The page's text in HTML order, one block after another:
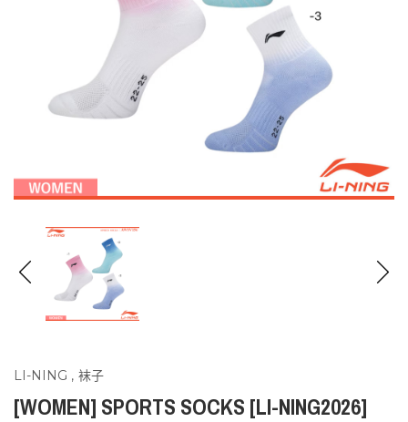
LI-NING , 袜子
[WOMEN] SPORTS SOCKS [LI-NING2026]